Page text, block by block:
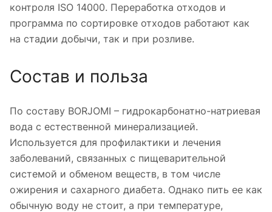
контроля ISO 14000. Переработка отходов и
программа по сортировке отходов работают как
на стадии добычи, так и при розливе.
Состав и польза
По составу BORJOMI – гидрокарбонатно-натриевая
вода с естественной минерализацией.
Используется для профилактики и лечения
заболеваний, связанных с пищеварительной
системой и обменом веществ, в том числе
ожирения и сахарного диабета. Однако пить ее как
обычную воду не стоит, а при температуре,